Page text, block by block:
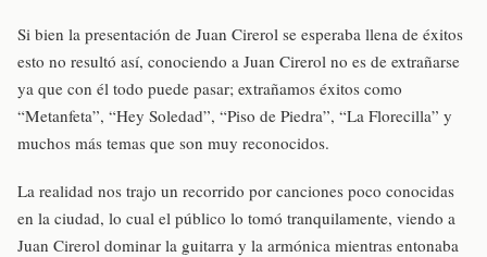
Si bien la presentación de Juan Cirerol se esperaba llena de éxitos
esto no resultó así, conociendo a Juan Cirerol no es de extrañarse
ya que con él todo puede pasar; extrañamos éxitos como
“Metanfeta”, “Hey Soledad”, “Piso de Piedra”, “La Florecilla” y
muchos más temas que son muy reconocidos.
La realidad nos trajo un recorrido por canciones poco conocidas
en la ciudad, lo cual el público lo tomó tranquilamente, viendo a
Juan Cirerol dominar la guitarra y la armónica mientras entonaba